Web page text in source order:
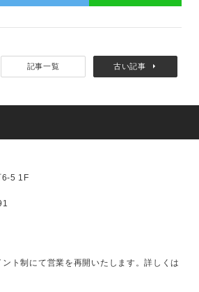
記事一覧 古い記事
6-5 1F
ト制にて営業を再開いたします。詳しくは